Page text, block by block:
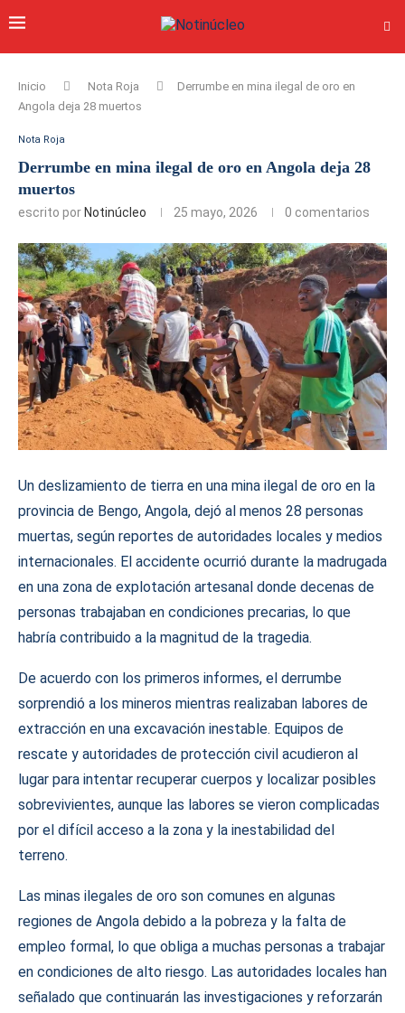
Inicio Nota Roja
Derrumbe en mina ilegal de oro en
Angola deja 28 muertos
Nota Roja
Derrumbe en mina ilegal de oro en Angola deja 28
muertos
escrito por Notinúcleo 25 mayo, 2026 0 comentarios
Un deslizamiento de tierra en una mina ilegal de oro en la
provincia de Bengo, Angola, dejó al menos 28 personas
muertas, según reportes de autoridades locales y medios
internacionales. El accidente ocurrió durante la madrugada
en una zona de explotación artesanal donde decenas de
personas trabajaban en condiciones precarias, lo que
habría contribuido a la magnitud de la tragedia.
De acuerdo con los primeros informes, el derrumbe
sorprendió a los mineros mientras realizaban labores de
extracción en una excavación inestable. Equipos de
rescate y autoridades de protección civil acudieron al
lugar para intentar recuperar cuerpos y localizar posibles
sobrevivientes, aunque las labores se vieron complicadas
por el difícil acceso a la zona y la inestabilidad del
terreno.
Las minas ilegales de oro son comunes en algunas
regiones de Angola debido a la pobreza y la falta de
empleo formal, lo que obliga a muchas personas a trabajar
en condiciones de alto riesgo. Las autoridades locales han
señalado que continuarán las investigaciones y reforzarán